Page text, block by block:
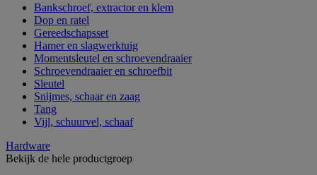
Bankschroef, extractor en klem
Dop en ratel
Gereedschapsset
Hamer en slagwerktuig
Momentsleutel en schroevendraaier
Schroevendraaier en schroefbit
Sleutel
Snijmes, schaar en zaag
Tang
Vijl, schuurvel, schaaf
Hardware
Bekijk de hele productgroep